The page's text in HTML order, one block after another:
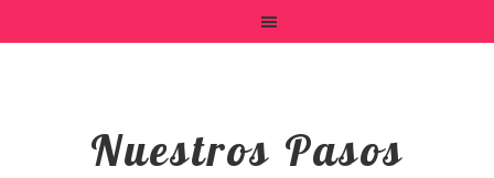
Nuestros Pasos